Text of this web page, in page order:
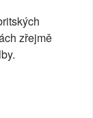
zřejmě